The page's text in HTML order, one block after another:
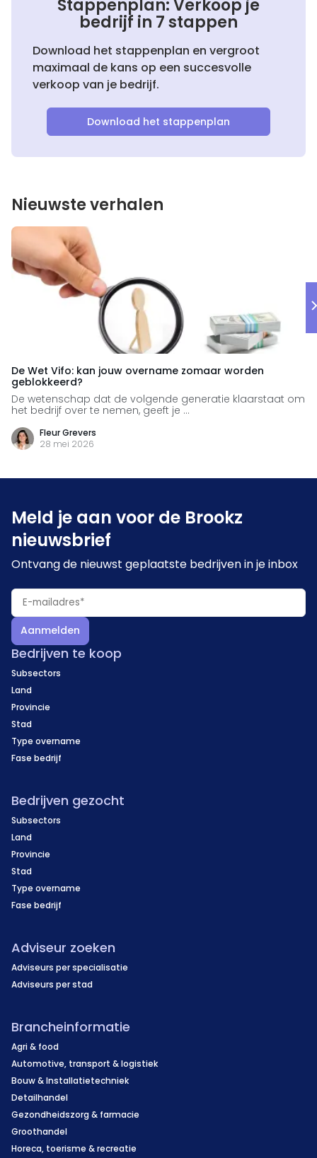
Stappenplan: Verkoop je
bedrijf in 7 stappen
Download het stappenplan en vergroot
maximaal de kans op een succesvolle
verkoop van je bedrijf.
Download het stappenplan
Nieuwste verhalen
De Wet Vifo: kan jouw overname zomaar worden
geblokkeerd?
De wetenschap dat de volgende generatie klaarstaat om
het bedrijf over te nemen, geeft je ...
Fleur Grevers
28 mei 2026
Meld je aan voor de Brookz
nieuwsbrief
Ontvang de nieuwst geplaatste bedrijven in je inbox
Aanmelden
Bedrijven te koop
Subsectors
Land
Provincie
Stad
Type overname
Fase bedrijf
Bedrijven gezocht
Subsectors
Land
Provincie
Stad
Type overname
Fase bedrijf
Adviseur zoeken
Adviseurs per specialisatie
Adviseurs per stad
Brancheinformatie
Agri & food
Automotive, transport & logistiek
Bouw & Installatietechniek
Detailhandel
Gezondheidszorg & farmacie
Groothandel
Horeca, toerisme & recreatie